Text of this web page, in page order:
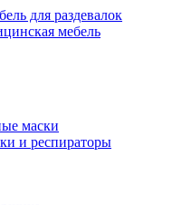
для раздевалок
мебель
маски
и респираторы